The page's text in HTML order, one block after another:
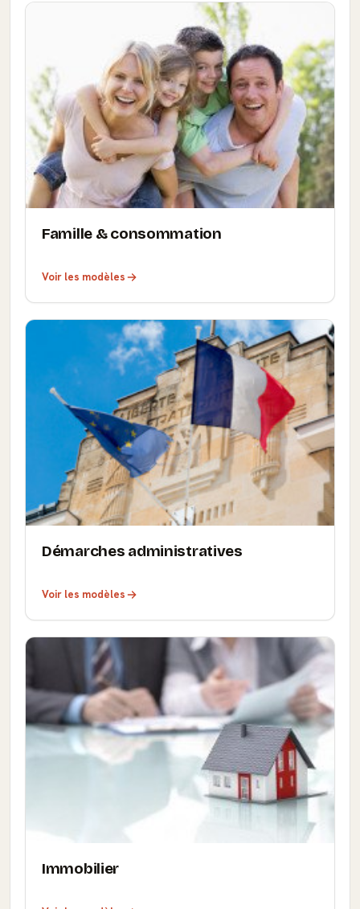
Famille & consommation
Voir les modèles
Démarches administratives
Voir les modèles
Immobilier